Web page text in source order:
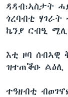
ዳዳብ፣ኣስታት
ጎረባብቲ
ኬንያ ርብዒ
እቲ ዞባ
ዝተጠቕዑ ልዕሊ
ተዓዘብቲ